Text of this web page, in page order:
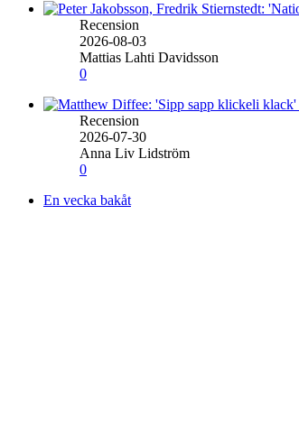
Recension
2026-08-03
Mattias Lahti Davidsson
0
Recension
2026-07-30
Anna Liv Lidström
0
En vecka bakåt